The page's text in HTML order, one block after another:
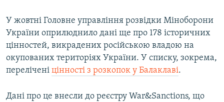
У жовтні Головне управління розвідки Міноборони
України оприлюднило дані ще про 178 історичних
цінностей, викрадених російською владою на
окупованих територіях України. У списку, зокрема,
перелічені цінності з розкопок у Балаклаві.
Дані про це внесли до реєстру War&Sanctions, що